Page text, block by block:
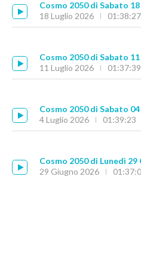
Cosmo 2050 di Sabato
18 Luglio 2026
01:38:27
Cosmo 2050 di Sabato
11 Luglio 2026
01:37:39
Cosmo 2050 di Sabato
4 Luglio 2026
01:39:23
Cosmo 2050 di Lunedì 29
29 Giugno 2026